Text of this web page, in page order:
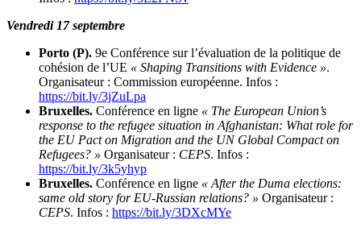
Vendredi 17 septembre
Porto (P). 9e Conférence sur l’évaluation de la politique de
cohésion de l’UE « Shaping Transitions with Evidence ».
Organisateur : Commission européenne. Infos :
https://bit.ly/3jZuLpa
Bruxelles. Conférence en ligne « The European Union’s
response to the refugee situation in Afghanistan: What role for
the EU Pact on Migration and the UN Global Compact on
Refugees? » Organisateur : CEPS. Infos :
https://bit.ly/3k5yhyp
Bruxelles. Conférence en ligne « After the Duma elections:
same old story for EU-Russian relations? » Organisateur :
CEPS. Infos : https://bit.ly/3DXcMYe